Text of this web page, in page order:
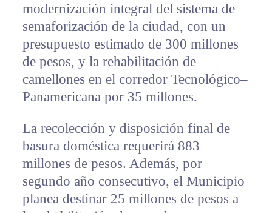
modernización integral del sistema de
semaforización de la ciudad, con un
presupuesto estimado de 300 millones
de pesos, y la rehabilitación de
camellones en el corredor Tecnológico–
Panamericana por 35 millones.
La recolección y disposición final de
basura doméstica requerirá 883
millones de pesos. Además, por
segundo año consecutivo, el Municipio
planea destinar 25 millones de pesos a